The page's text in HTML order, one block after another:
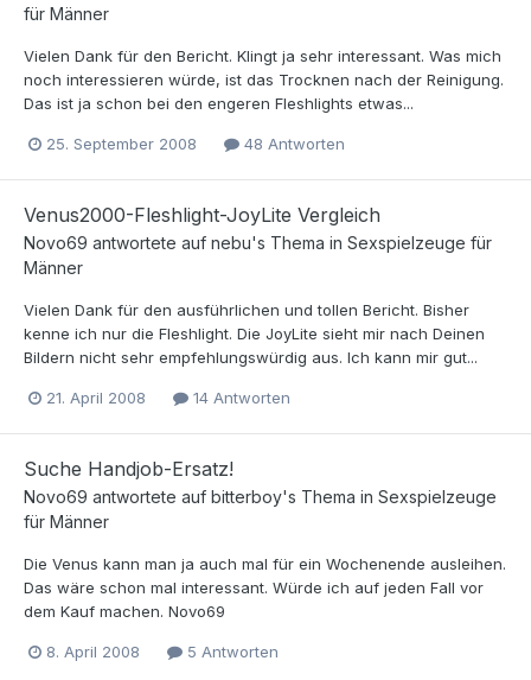
für Männer
Vielen Dank für den Bericht. Klingt ja sehr interessant. Was mich
noch interessieren würde, ist das Trocknen nach der Reinigung.
Das ist ja schon bei den engeren Fleshlights etwas...
25. September 2008 48 Antworten
Venus2000-Fleshlight-JoyLite Vergleich
Novo69 antwortete auf nebu's Thema in Sexspielzeuge für
Männer
Vielen Dank für den ausführlichen und tollen Bericht. Bisher
kenne ich nur die Fleshlight. Die JoyLite sieht mir nach Deinen
Bildern nicht sehr empfehlungswürdig aus. Ich kann mir gut...
21. April 2008 14 Antworten
Suche Handjob-Ersatz!
Novo69 antwortete auf bitterboy's Thema in Sexspielzeuge
für Männer
Die Venus kann man ja auch mal für ein Wochenende ausleihen.
Das wäre schon mal interessant. Würde ich auf jeden Fall vor
dem Kauf machen. Novo69
8. April 2008 5 Antworten